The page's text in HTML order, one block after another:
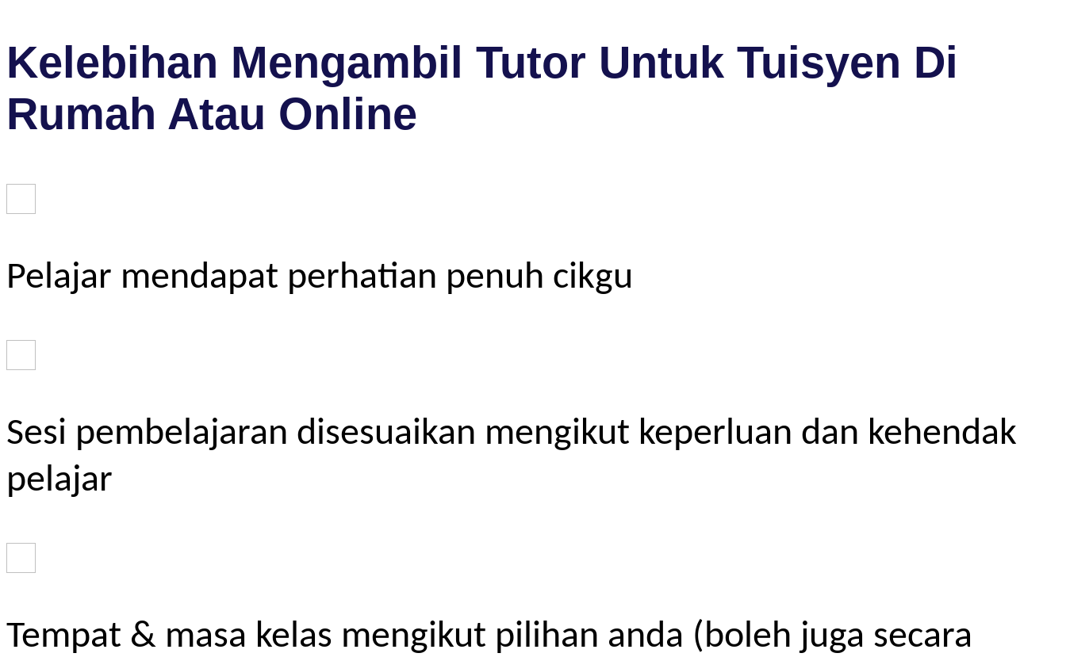
Kelebihan Mengambil Tutor Untuk Tuisyen Di
Rumah Atau Online
Pelajar mendapat perhatian penuh cikgu
Sesi pembelajaran disesuaikan mengikut keperluan dan kehendak
pelajar
Tempat & masa kelas mengikut pilihan anda (boleh juga secara